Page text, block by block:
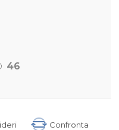
46
Confronta